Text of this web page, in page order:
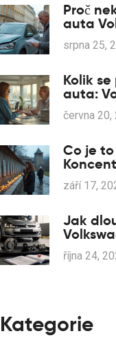
Proč
auta
srpna 25,
Kolik
auta:
lupou
června 20,
Co je
jak ho
září 17,
Jak
října 24,
Kategorie